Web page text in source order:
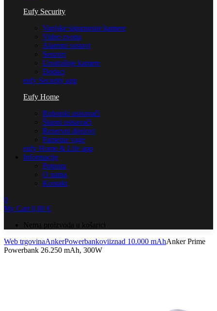
Eufy Security
Vanjske sigurnosne kamere
Video zvona
Alarmni sustavi
Senzori
Unutrašnje kamere
Dodaci
eufy Security app
Eufy Home
Robotski usisavači
Štapni usisavači
Rezervni dijelovi
Pametne vage
eufy Home & Life app
Informacije
Potpora
O nama
Kontakt
0
My Cart0,00 €
Nema proizvoda u košarici
Web trgovinaAnkerPowerbankoviiznad 10.000 mAhAnker Prime
Powerbank 26.250 mAh, 300W